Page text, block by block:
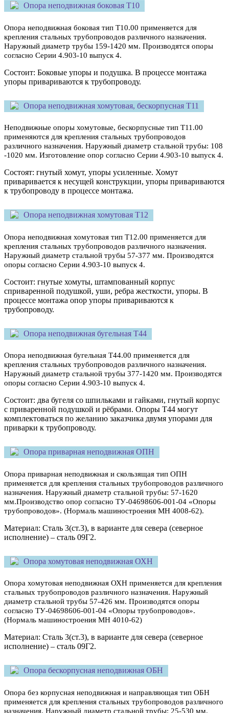
Опора неподвижная боковая Т10
Опора неподвижная боковая тип Т10.00 применяется для
крепления стальных трубопроводов различного назначения.
Наружный диаметр трубы 159-1420 мм. Производятся опоры
согласно Серии 4.903-10 выпуск 4.
Состоит: Боковые упоры и подушка. В процессе монтажа
упоры привариваются к трубопроводу.
Опора неподвижная хомутовая, бескорпусная Т11
Неподвижные опоры хомутовые, бескорпусные тип Т11.00
применяются для крепления стальных трубопроводов
различного назначения. Наружный диаметр стальной трубы: 108
-1020 мм. Изготовление опор согласно Серии 4.903-10 выпуск 4.
Состоят: гнутый хомут, упоры усиленные. Хомут
приваривается к несущей конструкции, упоры привариваются
к трубопроводу в процессе монтажа.
Опора неподвижная хомутовая Т12
Опора неподвижная хомутовая тип Т12.00 применяется для
крепления стальных трубопроводов различного назначения.
Наружный диаметр стальной трубы 57-377 мм. Производятся
опоры согласно Серии 4.903-10 выпуск 4.
Состоит: гнутые хомуты, штампованный корпус
сприваренной подушкой, уши, ребра жесткости, упоры. В
процессе монтажа опор упоры привариваются к
трубопроводу.
Опора неподвижная бугельная Т44
Опора неподвижная бугельная Т44.00 применяется для
крепления стальных трубопроводов различного назначения.
Наружный диаметр стальной трубы 377-1420 мм. Производятся
опоры согласно Серии 4.903-10 выпуск 4.
Состоит: два бугеля со шпильками и гайками, гнутый корпус
с приваренной подушкой и рёбрами. Опоры Т44 могут
комплектоваться по желанию заказчика двумя упорами для
приварки к трубопроводу.
Опора приварная неподвижная ОПН
Опора приварная неподвижная и скользящая тип ОПН
применяется для крепления стальных трубопроводов различного
назначения. Наружный диаметр стальной трубы: 57-1620
мм.Производство опор согласно ТУ-04698606-001-04 «Опоры
трубопроводов». (Нормаль машиностроения МН 4008-62).
Материал: Сталь 3(ст.3), в варианте для севера (северное
исполнение) – сталь 09Г2.
Опора хомутовая неподвижная ОХН
Опора хомутовая неподвижная ОХН применяется для крепления
стальных трубопроводов различного назначения. Наружный
диаметр стальной трубы 57-426 мм. Производятся опоры
согласно ТУ-04698606-001-04 «Опоры трубопроводов».
(Нормаль машиностроения МН 4010-62)
Материал: Сталь 3(ст.3), в варианте для севера (северное
исполнение) – сталь 09Г2.
Опора бескорпусная неподвижная ОБН
Опора без корпусная неподвижная и направляющая тип ОБН
применяется для крепления стальных трубопроводов различного
назначения. Наружный диаметр стальной трубы: 25-530 мм.